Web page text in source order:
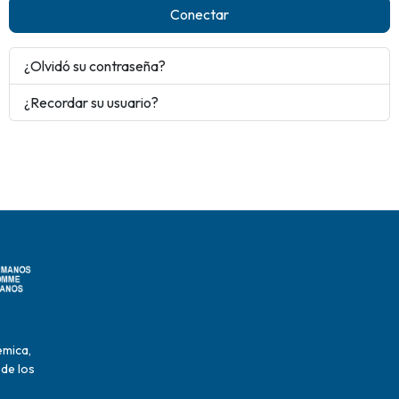
Conectar
¿Olvidó su contraseña?
¿Recordar su usuario?
los